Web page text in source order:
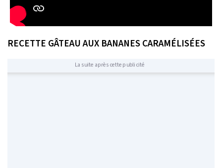
RECETTE GÂTEAU AUX BANANES CARAMÉLISÉES
La suite après cette publicité